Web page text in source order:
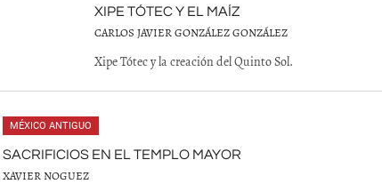
XIPE TÓTEC Y EL MAÍZ
CARLOS JAVIER GONZÁLEZ GONZÁLEZ
Xipe Tótec y la creación del Quinto Sol.
MÉXICO ANTIGUO
SACRIFICIOS EN EL TEMPLO MAYOR
XAVIER NOGUEZ